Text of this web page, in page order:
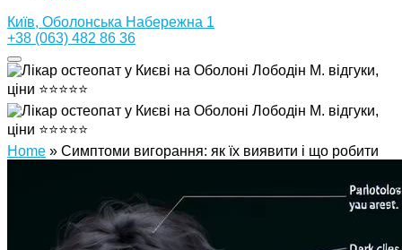
Київ, Оболонська Набережна 1
+38 (063) 482 86 36
Home » Симптоми вигорання: як їх виявити і що робити